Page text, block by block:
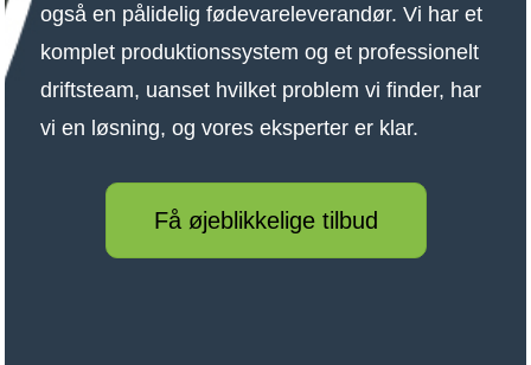
også en pålidelig fødevareleverandør. Vi har et
komplet produktionssystem og et professionelt
driftsteam, uanset hvilket problem vi finder, har
vi en løsning, og vores eksperter er klar.
Få øjeblikkelige tilbud